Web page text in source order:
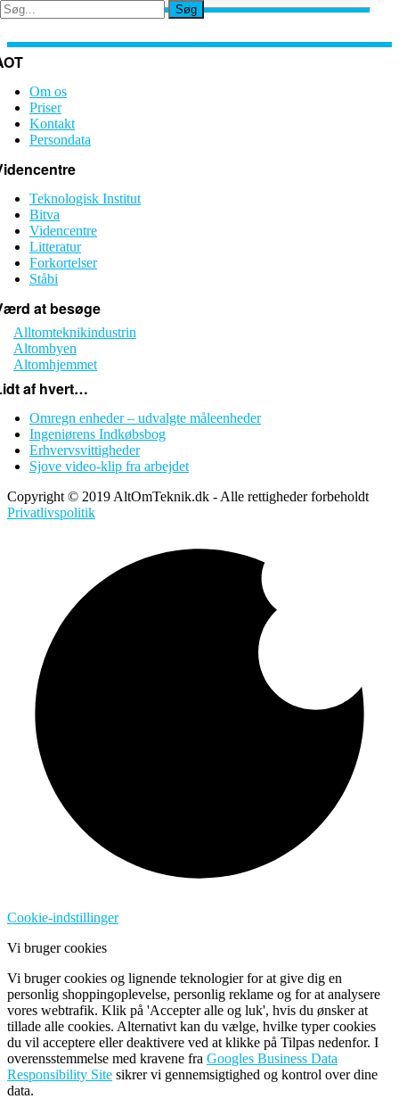
Søg Søg
Om os
Priser
Kontakt
Persondata
Teknologisk Institut
Bitva
Videncentre
Litteratur
Forkortelser
Ståbi
at besøge
Alltomteknikindustrin
Altombyen
Altomhjemmet
af hvert…
Omregn enheder – udvalgte måleenheder
Ingeniørens Indkøbsbog
Erhvervsvittigheder
Sjove video-klip fra arbejdet
Copyright © 2019 AltOmTeknik.dk - Alle rettigheder forbeholdt
Privatlivspolitik
Cookie-indstillinger
Vi bruger cookies
Vi bruger cookies og lignende teknologier for at give dig en
personlig shoppingoplevelse, personlig reklame og for at analysere
vores webtrafik. Klik på 'Accepter alle og luk', hvis du ønsker at
tillade alle cookies. Alternativt kan du vælge, hvilke typer cookies
du vil acceptere eller deaktivere ved at klikke på Tilpas nedenfor. I
overensstemmelse med kravene fra Googles Business Data
Responsibility Site sikrer vi gennemsigtighed og kontrol over dine
data.